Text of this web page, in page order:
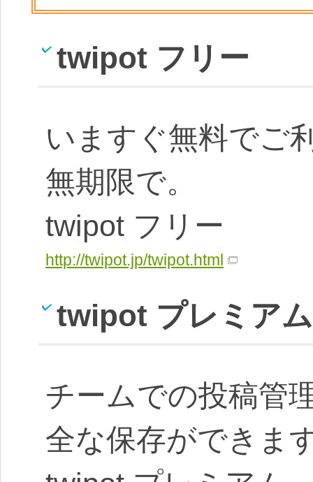
twipot フリー
いますぐ無料でご
無期限で。
twipot フリー
http://twipot.jp/twipot.html
twipot プレミアム
チームでの投稿管
全な保存ができま